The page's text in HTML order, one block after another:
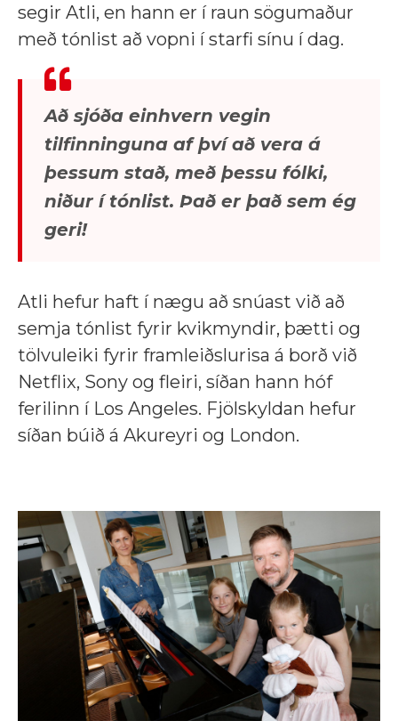
segir Atli, en hann er í raun sögumaður
með tónlist að vopni í starfi sínu í dag.
Að sjóða einhvern vegin
tilfinninguna af því að vera á
þessum stað, með þessu fólki,
niður í tónlist. Það er það sem ég
geri!
Atli hefur haft í nægu að snúast við að
semja tónlist fyrir kvikmyndir, þætti og
tölvuleiki fyrir framleiðslurisa á borð við
Netflix, Sony og fleiri, síðan hann hóf
ferilinn í Los Angeles. Fjölskyldan hefur
síðan búið á Akureyri og London.